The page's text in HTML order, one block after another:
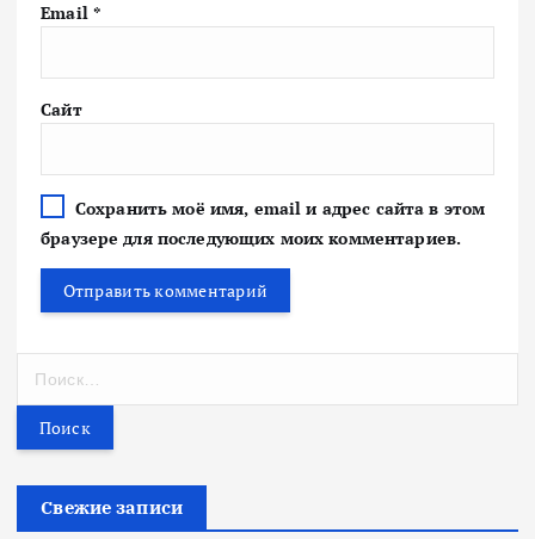
Email *
Сайт
Сохранить моё имя, email и адрес сайта в этом
браузере для последующих моих комментариев.
т
Свежие записи